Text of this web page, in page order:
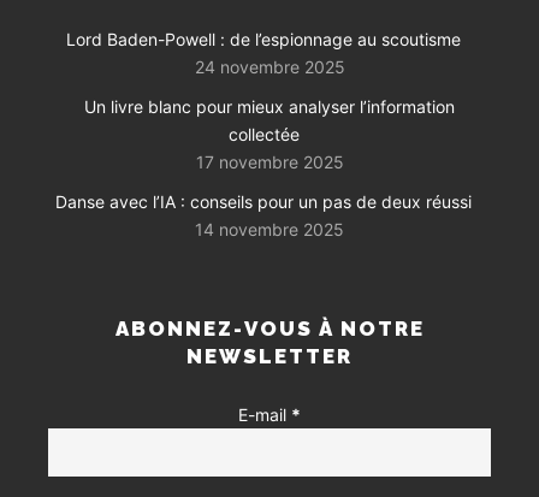
Lord Baden-Powell : de l’espionnage au scoutisme
24 novembre 2025
Un livre blanc pour mieux analyser l’information
collectée
17 novembre 2025
Danse avec l’IA : conseils pour un pas de deux réussi
14 novembre 2025
ABONNEZ-VOUS À NOTRE
NEWSLETTER
E-mail *